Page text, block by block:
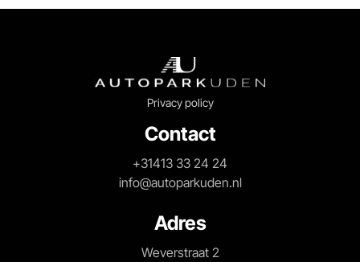
Privacy policy
Contact
+31413 33 24 24
info@autoparkuden.nl
Adres
Weverstraat 2